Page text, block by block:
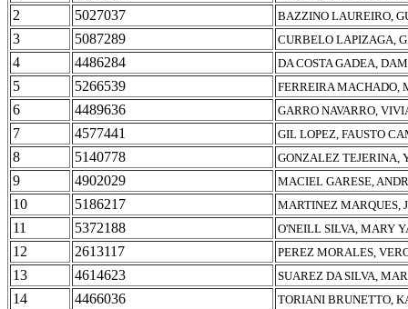
2 5027037 BAZZINO LAUREIRO,
3 5087289 CURBELO LAPIZAGA,
4 4486284 DA COSTA GADEA,
5 5266539 FERREIRA MACHADO,
6 4489636 GARRO NAVARRO,
7 4577441 GIL LOPEZ, FAUSTO
8 5140778 GONZALEZ TEJERINA,
9 4902029 MACIEL GARESE,
10 5186217 MARTINEZ MARQUES,
11 5372188 O'NEILL SILVA, MARY
12 2613117 PEREZ MORALES,
13 4614623 SUAREZ DA SILVA,
14 4466036 TORIANI BRUNETTO,